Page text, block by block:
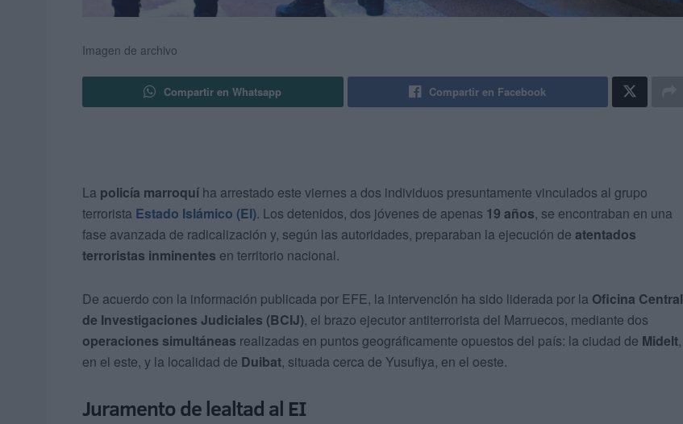
Imagen de archivo
Compartir en Whatsapp Compartir en Facebook
La policía marroquí ha arrestado este viernes a dos individuos presuntamente vinculados al grupo
terrorista Estado Islámico (EI). Los detenidos, dos jóvenes de apenas 19 años, se encontraban en una
fase avanzada de radicalización y, según las autoridades, preparaban la ejecución de atentados
terroristas inminentes en territorio nacional.
De acuerdo con la información publicada por EFE, la intervención ha sido liderada por la Oficina Central
de Investigaciones Judiciales (BCIJ), el brazo ejecutor antiterrorista del Marruecos, mediante dos
operaciones simultáneas realizadas en puntos geográficamente opuestos del país: la ciudad de Midelt,
en el este, y la localidad de Duibat, situada cerca de Yusufiya, en el oeste.
Juramento de lealtad al EI